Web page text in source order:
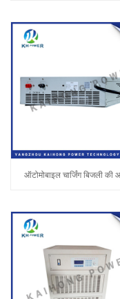
ऑटोमोबाइल चार्जिंग बिजली की